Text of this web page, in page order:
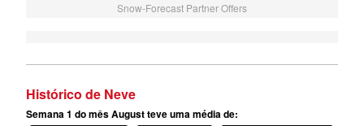
Snow-Forecast Partner Offers
Histórico de Neve
Semana 1 do mês August teve uma média de: